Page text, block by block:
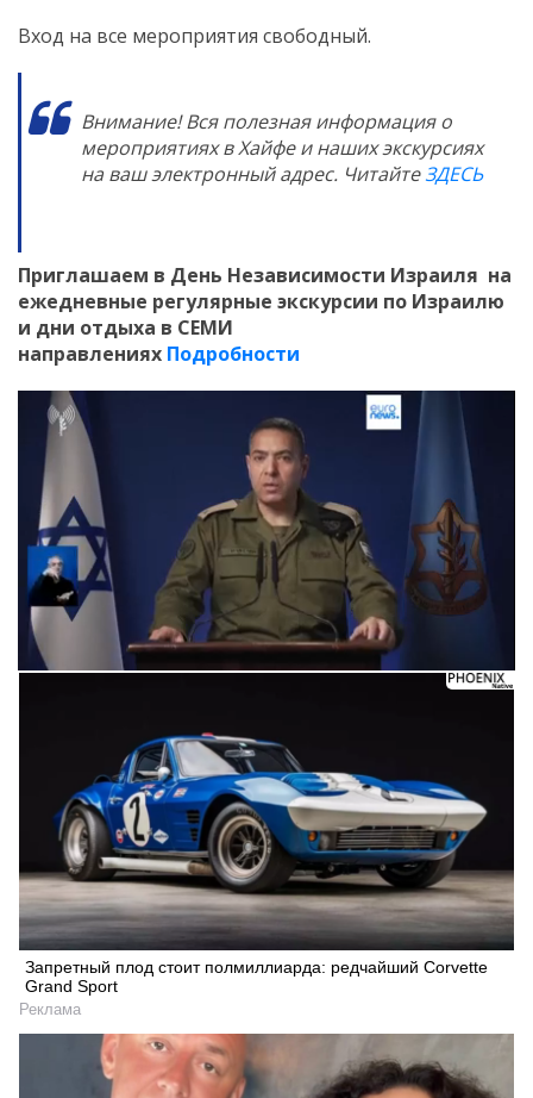
Вход на все мероприятия свободный.
Внимание! Вся полезная информация о
мероприятиях в Хайфе и наших экскурсиях
на ваш электронный адрес. ЧитайтеЗДЕСЬ
Приглашаем в День Независимости Израиля на
ежедневные регулярные экскурсии по Израилю
и дни отдыха в СЕМИ
направлениях Подробности
Запретный плод стоит полмиллиарда: редчайший Corvette
Grand Sport
Реклама